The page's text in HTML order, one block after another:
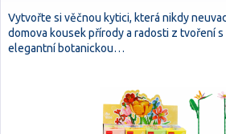
Vytvořte si věčnou kytici, která nikdy
domova kousek přírody a radosti z tvoření
elegantní botanickou…